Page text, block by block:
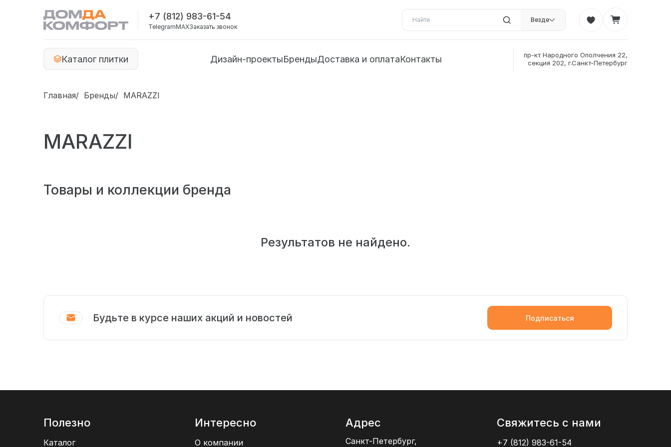
+7 (812) 983-61-54
TelegramMAXЗаказать звонок
Везде
Каталог плитки Дизайн-проектыБрендыДоставка и оплатаКонтакты
пр-кт Народного Ополчения 22,
секция 202, г.Санкт-Петербург
Главная Бренды MARAZZI
MARAZZI
Товары и коллекции бренда
Результатов не найдено.
Будьте в курсе наших акций и новостей Подписаться
Полезно
Каталог
Интересно
О компании
Адрес
Санкт-Петербург,
Свяжитесь с нами
+7 (812) 983-61-54